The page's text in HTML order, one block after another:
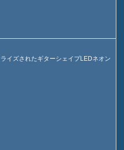
イズされたギターシェイプLEDネオン